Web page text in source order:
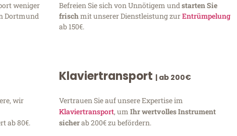
weniger
Dortmund
Befreien Sie sich von Unnötigem undstarten Sie
frischmit unserer Dienstleistung zurEntrümpelung
ab 150€.
wir
ab 80€.
Klaviertransport | ab 200€
Vertrauen Sie auf unsere Expertise im
Klaviertransport, um Ihr wertvolles Instrument
sicherab 200€ zu befördern.